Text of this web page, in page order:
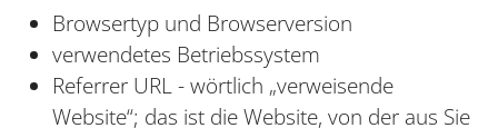
Browsertyp und Browserversion
verwendetes Betriebssystem
Referrer URL - wörtlich „verweisende
Website“; das ist die Website, von der aus Sie